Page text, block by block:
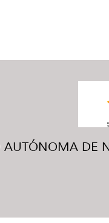
AUTÓNOMA DE